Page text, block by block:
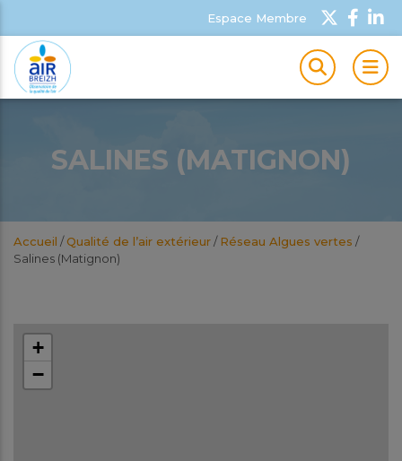
Espace Membre
SALINES (MATIGNON)
Accueil /Qualité de l’air extérieur/Réseau Algues vertes /
Salines (Matignon)
+
−